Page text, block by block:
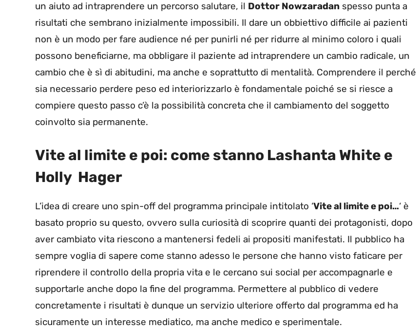
un aiuto ad intraprendere un percorso salutare, il Dottor Nowzaradan spesso punta a
risultati che sembrano inizialmente impossibili. Il dare un obbiettivo difficile ai pazienti
non è un modo per fare audience né per punirli né per ridurre al minimo coloro i quali
possono beneficiarne, ma obbligare il paziente ad intraprendere un cambio radicale, un
cambio che è sì di abitudini, ma anche e soprattutto di mentalità. Comprendere il perché
sia necessario perdere peso ed interiorizzarlo è fondamentale poiché se si riesce a
compiere questo passo c’è la possibilità concreta che il cambiamento del soggetto
coinvolto sia permanente.
Vite al limite e poi: come stanno Lashanta White e
Holly Hager
L’idea di creare uno spin-off del programma principale intitolato ‘Vite al limite e poi…‘ è
basato proprio su questo, ovvero sulla curiosità di scoprire quanti dei protagonisti, dopo
aver cambiato vita riescono a mantenersi fedeli ai propositi manifestati. Il pubblico ha
sempre voglia di sapere come stanno adesso le persone che hanno visto faticare per
riprendere il controllo della propria vita e le cercano sui social per accompagnarle e
supportarle anche dopo la fine del programma. Permettere al pubblico di vedere
concretamente i risultati è dunque un servizio ulteriore offerto dal programma ed ha
sicuramente un interesse mediatico, ma anche medico e sperimentale.